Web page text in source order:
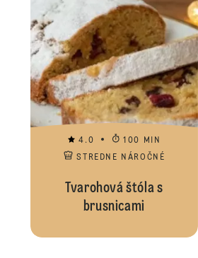
4.0
100 MIN
STREDNE NÁROČNÉ
Tvarohová štóla s
brusnicami